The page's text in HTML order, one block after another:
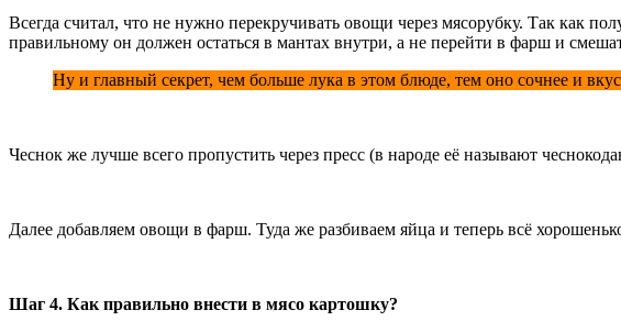
Всегда считал, что не нужно перекручивать овощи через мясорубку. Так как
правильному он должен остаться в мантах внутри, а не перейти в фарш и
Ну и главный секрет, чем больше лука в этом блюде, тем оно сочнее и
Чеснок же лучше всего пропустить через пресс (в народе её называют
Далее добавляем овощи в фарш. Туда же разбиваем яйца и теперь всё
Шаг 4. Как правильно внести в мясо картошку?